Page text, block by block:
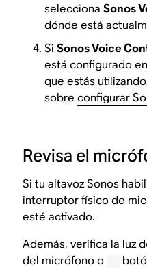
seleccionaSonos
dónde está
SiSonos Voice
está configurado
que estás
sobreconfigurar
Revisa el
Si tu altavoz Sonos
interruptor físico de
esté activado.
Además, verifica la luz
del micrófono o